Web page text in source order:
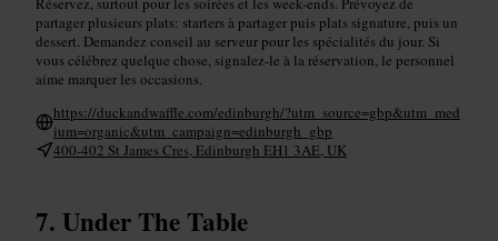
partager plusieurs plats: starters à partager puis plats signature, puis un
dessert. Demandez conseil au serveur pour les spécialités du jour. Si
vous célébrez quelque chose, signalez-le à la réservation, le personnel
aime marquer les occasions.
https://duckandwaffle.com/edinburgh/?utm_source=gbp&utm_med
ium=organic&utm_campaign=edinburgh_gbp
400-402 St James Cres, Edinburgh EH1 3AE, UK
Under The Table